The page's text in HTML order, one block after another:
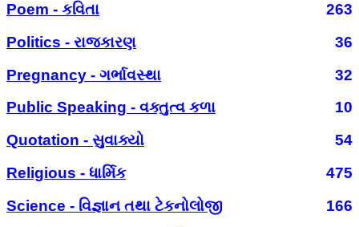
Poem - કવિતા
263
Politics - રાજકારણ
36
Pregnancy - ગર્ભાવસ્થા
32
Public Speaking - વક્તુત્વ કળા
10
Quotation - સુવાક્યો
54
Religious - ધાર્મિક
475
Science - વિજ્ઞાન તથા ટેકનોલોજી
166